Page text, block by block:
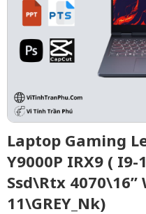
Laptop Gaming
Y9000P IRX9 (
Ssd\Rtx 4070\16”
11\GREY_Nk)